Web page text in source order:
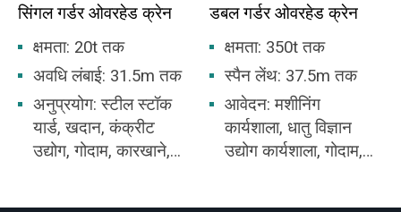
सिंगल गर्डर ओवरहेड क्रेन
क्षमता: 20t तक
अवधि लंबाई: 31.5m तक
अनुप्रयोग: स्टील स्टॉक
यार्ड, खदान, कंक्रीट
उद्योग, गोदाम, कारखाने,
डबल गर्डर ओवरहेड क्रेन
क्षमता: 350t तक
स्पैन लेंथ: 37.5m तक
आवेदन: मशीनिंग
कार्यशाला, धातु विज्ञान
उद्योग कार्यशाला, गोदाम,